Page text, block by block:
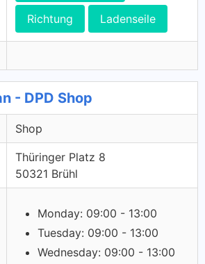
Richtung Ladenseile
- DPD Shop
Shop
Thüringer Platz 8
50321 Brühl
Monday: 09:00 - 13:00
Tuesday: 09:00 - 13:00
Wednesday: 09:00 - 13:00